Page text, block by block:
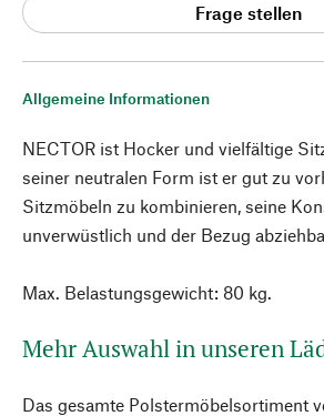
Allgemeine Informationen
NECTOR ist Hocker und vielfältige
seiner neutralen Form ist er gut zu
Sitzmöbeln zu kombinieren, seine
unverwüstlich und der Bezug
Max. Belastungsgewicht: 80 kg.
Mehr Auswahl in unseren
Das gesamte Polstermöbelsortiment
Frage stellen